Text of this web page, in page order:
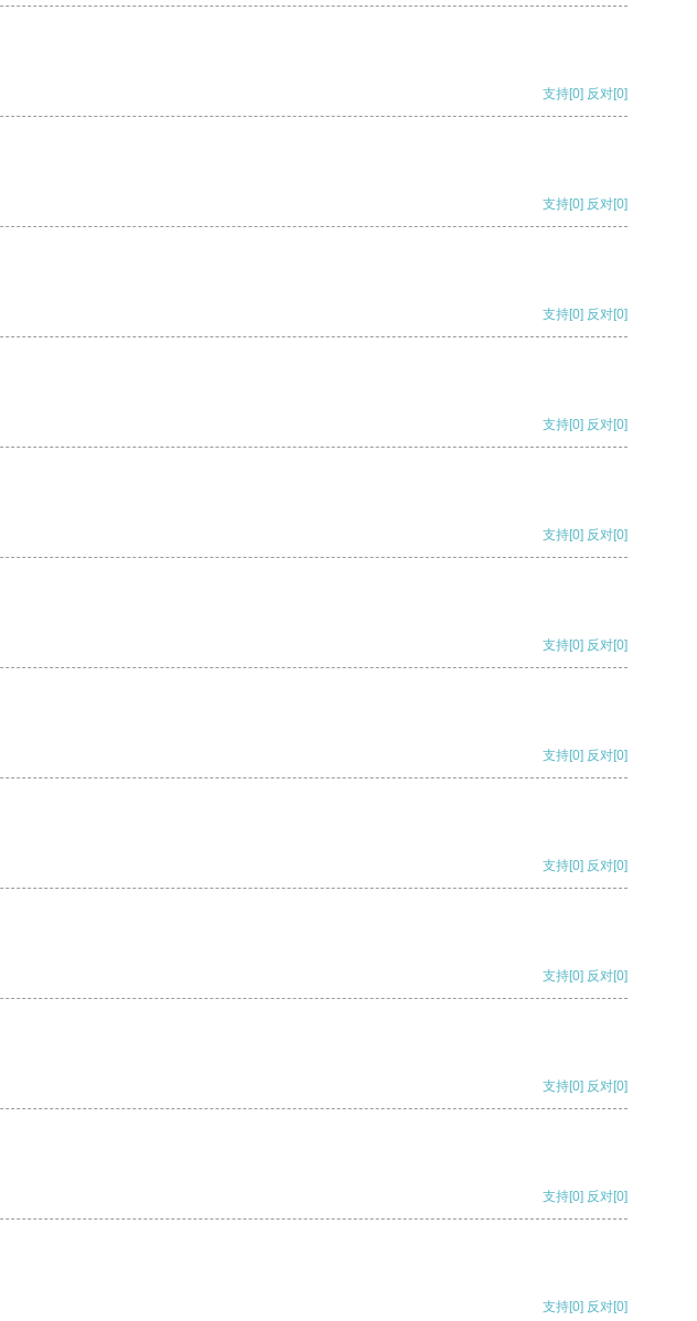
支持[0] 反对[0]
支持[0] 反对[0]
支持[0] 反对[0]
支持[0] 反对[0]
支持[0] 反对[0]
支持[0] 反对[0]
支持[0] 反对[0]
支持[0] 反对[0]
支持[0] 反对[0]
支持[0] 反对[0]
支持[0] 反对[0]
支持[0] 反对[0]